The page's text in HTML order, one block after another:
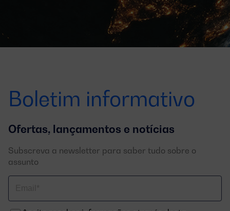
Boletim informativo
Ofertas, lançamentos e notícias
Subscreva a newsletter para saber tudo sobre o
assunto
electrónico